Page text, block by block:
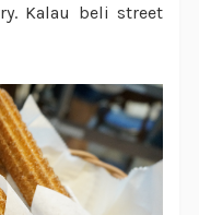
Kalau beli street